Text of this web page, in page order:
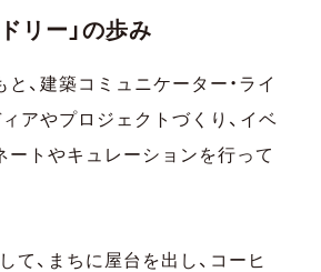
リー」の歩み
、建築コミュニケーター・ライ
アやプロジェクトづくり、イベ
ートやキュレーションを行って
て、まちに屋台を出し、コーヒ